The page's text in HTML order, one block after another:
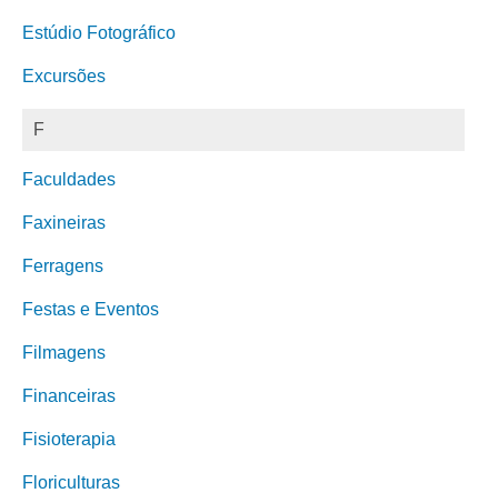
Estúdio Fotográfico
Excursões
F
Faculdades
Faxineiras
Ferragens
Festas e Eventos
Filmagens
Financeiras
Fisioterapia
Floriculturas